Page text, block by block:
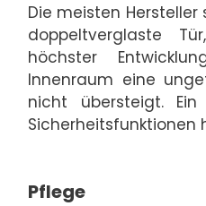
Die meisten
doppeltverglaste
höchster
Innenraum eine
nicht übersteigt.
Sicherheitsfunktionen
Pflege